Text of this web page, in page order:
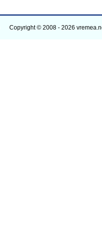
Copyright © 2008 - 2026